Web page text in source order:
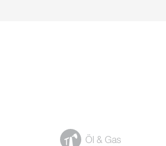
Öl & Gas